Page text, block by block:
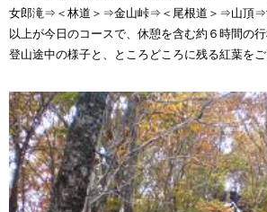
女郎滝⇒＜林道＞⇒金山峠⇒＜尾根道＞⇒山頂⇒
以上が今日のコースで、休憩を含む約６時間の行
登山途中の様子と、ところどころに残る紅葉を